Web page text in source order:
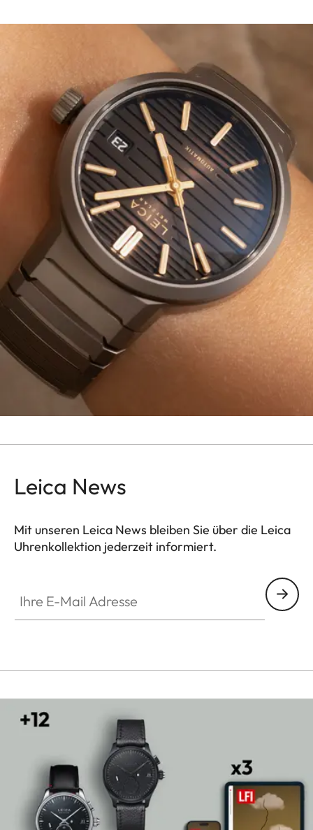
Leica News
Mit unseren Leica News bleiben Sie über die Leica
Uhrenkollektion jederzeit informiert.